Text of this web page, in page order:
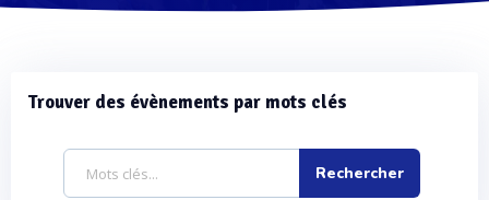
Trouver des évènements par mots clés